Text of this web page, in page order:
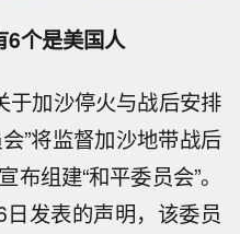
6个是美国人
于加沙停火与战后安排
”将监督加沙地带战后
组建“和平委员会”。
发表的声明，该委员